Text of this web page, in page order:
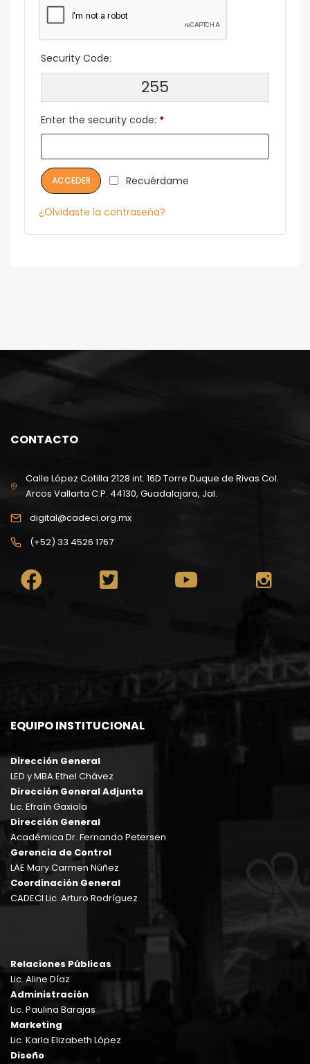
Security Code:
255
Enter the security code: *
Recuérdame
ACCEDER
¿Olvidaste la contraseña?
CONTACTO
Calle López Cotilla 2128 int. 16D Torre Duque de Rivas Col.
Arcos Vallarta C.P. 44130, Guadalajara, Jal.
digital@cadeci.org.mx
(+52) 33 4526 1767
EQUIPO INSTITUCIONAL
Dirección General
LED y MBA Ethel Chávez
Dirección General Adjunta
Lic. Efraín Gaxiola
Dirección General
Académica Dr. Fernando Petersen
Gerencia de Control
LAE Mary Carmen Núñez
Coordinación General
CADECI Lic. Arturo Rodríguez
Relaciones Públicas
Lic. Aline Díaz
Administración
Lic. Paulina Barajas
Marketing
Lic. Karla Elizabeth López
Diseño